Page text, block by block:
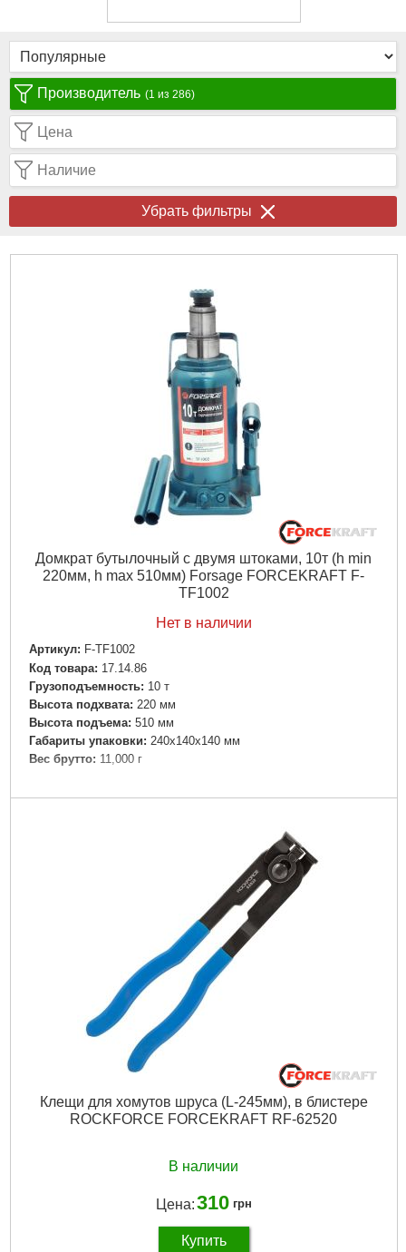
Производитель (1 из 286)
Цена
Наличие
Убрать фильтры
Домкрат бутылочный с двумя штоками, 10т (h min
220мм, h max 510мм) Forsage FORCEKRAFT F-
TF1002
Нет в наличии
Артикул: F-TF1002
Код товара: 17.14.86
Грузоподъемность: 10 т
Высота подхвата: 220 мм
Высота подъема: 510 мм
Габариты упаковки: 240x140x140 мм
Вес брутто: 11,000 г
Подробнее...
Клещи для хомутов шруса (L-245мм), в блистере
ROCKFORCE FORCEKRAFT RF-62520
В наличии
Цена:310 грн
Купить